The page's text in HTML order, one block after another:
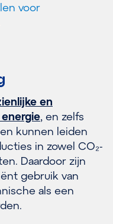
voor
en
, en zelfs
kunnen leiden
in zowel CO₂-
Daardoor zijn
gebruik van
als een